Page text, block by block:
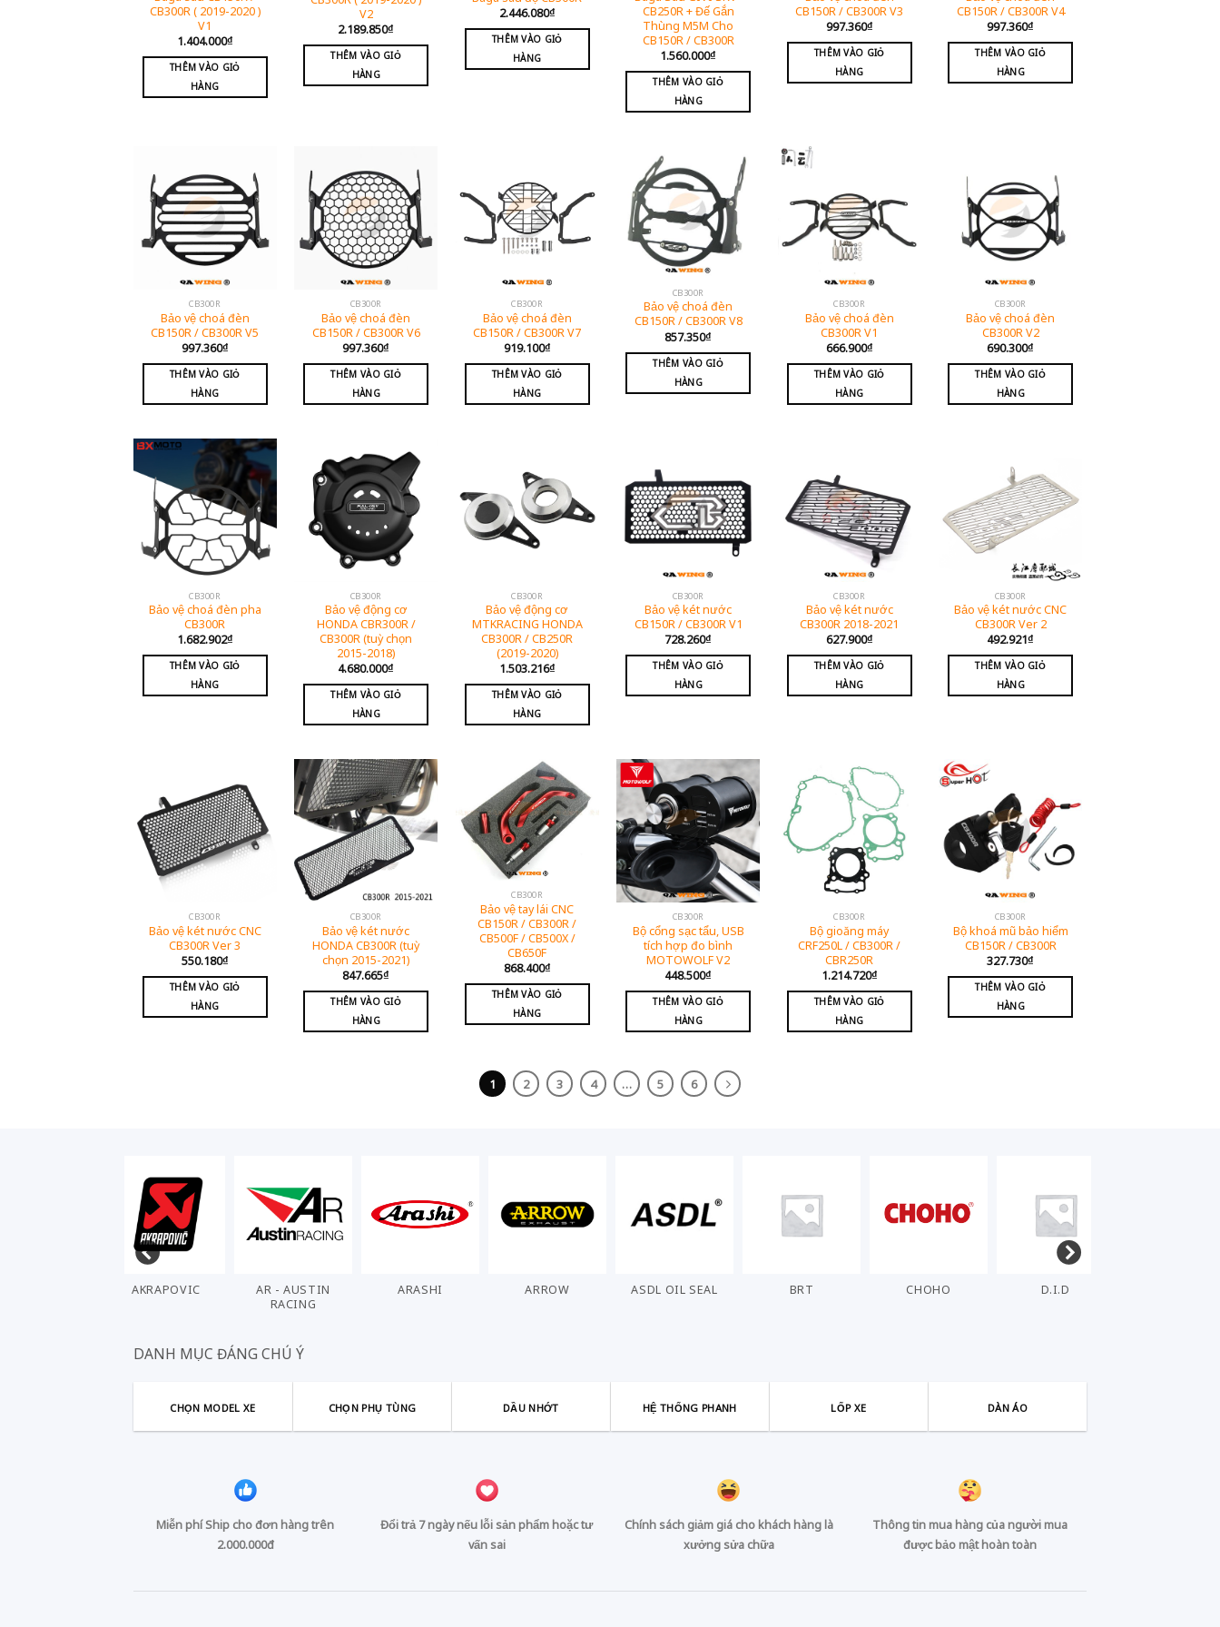
CB300R ( 2019-2020 )
V1
1.404.000₫
THÊM VÀO GIỎ
HÀNG
V2
2.189.850₫
THÊM VÀO GIỎ
HÀNG
2.446.080₫
THÊM VÀO GIỎ
HÀNG
CB250R + Đế Gắn
Thùng M5M Cho
CB150R / CB300R
1.560.000₫
THÊM VÀO GIỎ
HÀNG
CB150R / CB300R V3
997.360₫
THÊM VÀO GIỎ
HÀNG
CB150R / CB300R V4
997.360₫
THÊM VÀO GIỎ
HÀNG
CB300R
Bảo vệ choá đèn
CB150R / CB300R V5
997.360₫
THÊM VÀO GIỎ
HÀNG
CB300R
Bảo vệ choá đèn
CB150R / CB300R V6
997.360₫
THÊM VÀO GIỎ
HÀNG
CB300R
Bảo vệ choá đèn
CB150R / CB300R V7
919.100₫
THÊM VÀO GIỎ
HÀNG
CB300R
Bảo vệ choá đèn
CB150R / CB300R V8
857.350₫
THÊM VÀO GIỎ
HÀNG
CB300R
Bảo vệ choá đèn
CB300R V1
666.900₫
THÊM VÀO GIỎ
HÀNG
CB300R
Bảo vệ choá đèn
CB300R V2
690.300₫
THÊM VÀO GIỎ
HÀNG
CB300R
Bảo vệ choá đèn pha
CB300R
1.682.902₫
THÊM VÀO GIỎ
HÀNG
CB300R
Bảo vệ động cơ
HONDA CBR300R /
CB300R (tuỳ chọn
2015-2018)
4.680.000₫
THÊM VÀO GIỎ
HÀNG
CB300R
Bảo vệ động cơ
MTKRACING HONDA
CB300R / CB250R
(2019-2020)
1.503.216₫
THÊM VÀO GIỎ
HÀNG
CB300R
Bảo vệ két nước
CB150R / CB300R V1
728.260₫
THÊM VÀO GIỎ
HÀNG
CB300R
Bảo vệ két nước
CB300R 2018-2021
627.900₫
THÊM VÀO GIỎ
HÀNG
CB300R
Bảo vệ két nước CNC
CB300R Ver 2
492.921₫
THÊM VÀO GIỎ
HÀNG
CB300R
Bảo vệ két nước CNC
CB300R Ver 3
550.180₫
THÊM VÀO GIỎ
HÀNG
CB300R
Bảo vệ két nước
HONDA CB300R (tuỳ
chọn 2015-2021)
847.665₫
THÊM VÀO GIỎ
HÀNG
CB300R
Bảo vệ tay lái CNC
CB150R / CB300R /
CB500F / CB500X /
CB650F
868.400₫
THÊM VÀO GIỎ
HÀNG
CB300R
Bộ cổng sạc tẩu, USB
tích hợp đo bình
MOTOWOLF V2
448.500₫
THÊM VÀO GIỎ
HÀNG
CB300R
Bộ gioăng máy
CRF250L / CB300R /
CBR250R
1.214.720₫
THÊM VÀO GIỎ
HÀNG
CB300R
Bộ khoá mũ bảo hiểm
CB150R / CB300R
327.730₫
THÊM VÀO GIỎ
HÀNG
1 2 3 4 … 5 6
AR - AUSTIN
ARASHI ARROW ASDL OIL SEAL BRT CHOHO D.I.D DENSO
DANH MỤC ĐÁNG CHÚ Ý
CHỌN MODEL XE CHỌN PHỤ TÙNG DẦU NHỚT HỆ THỐNG PHANH LỐP XE DÀN ÁO
Miễn phí Ship cho đơn hàng trên
2.000.000đ
Đổi trả 7 ngày nếu lỗi sản phẩm hoặc tư
vấn sai
Chính sách giảm giá cho khách hàng là
xưởng sửa chữa
Thông tin mua hàng của người mua
được bảo mật hoàn toàn